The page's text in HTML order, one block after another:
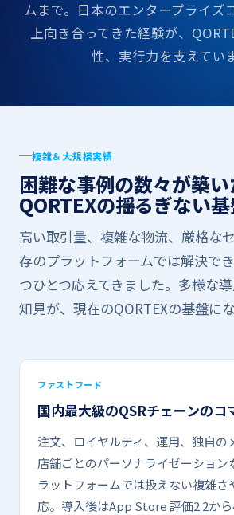
ムまで。​日本の​エンタープライズ
上​向き合ってきた​経験が、​
性、​実行力を​支えてい
複雑＆大規模実績
困難な​​事例の​​数々が​​築い
QORTEXの​​揺るぎない​​基
高い​取引量、​複雑な​物流、​厳格な​
存の​プラットフォームでは​解決で
つ​ひとつ​応えてきました。​多様な​
知見が、​現在の​QORTEXの​基盤に​な
ファストフード
国内最大級の​​QSRチェーンの​​コ
注文、​ロイヤルティ、​運用、​独自の​
店舗ごとの​パーソナライゼーション
ラットフォームでは​扱えない​複雑さ
応。​導入後は​App Store 評価2.2か